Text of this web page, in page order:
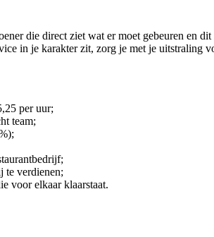
die direct ziet wat er moet gebeuren en
in je karakter zit, zorg je met je uitstraling
per uur;
team;
te verdienen;
voor elkaar klaarstaat.